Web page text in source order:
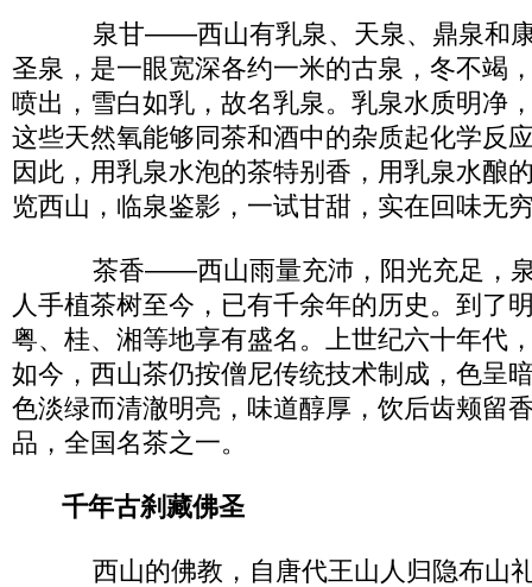
泉甘——西山有乳泉、天泉、鼎泉和康
圣泉，是一眼宽深各约一米的古泉，冬不竭
喷出，雪白如乳，故名乳泉。乳泉水质明净
这些天然氧能够同茶和酒中的杂质起化学反
因此，用乳泉水泡的茶特别香，用乳泉水酿
览西山，临泉鉴影，一试甘甜，实在回味无
茶香——西山雨量充沛，阳光充足，泉
人手植茶树至今，已有千余年的历史。到了
粤、桂、湘等地享有盛名。上世纪六十年代
如今，西山茶仍按僧尼传统技术制成，色呈
色淡绿而清澈明亮，味道醇厚，饮后齿颊留
品，全国名茶之一。
千年古刹藏佛圣
西山的佛教，自唐代王山人归隐布山礼